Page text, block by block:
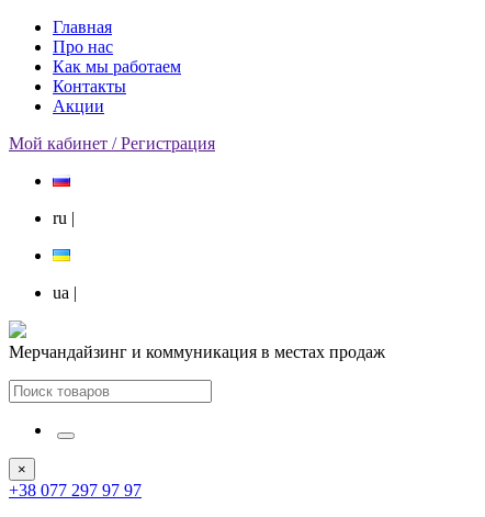
Главная
Про нас
Как мы работаем
Контакты
Акции
Мой кабинет / Регистрация
ru |
ua |
Мерчандайзинг и коммуникация в местах продаж
×
+38 077 297 97 97